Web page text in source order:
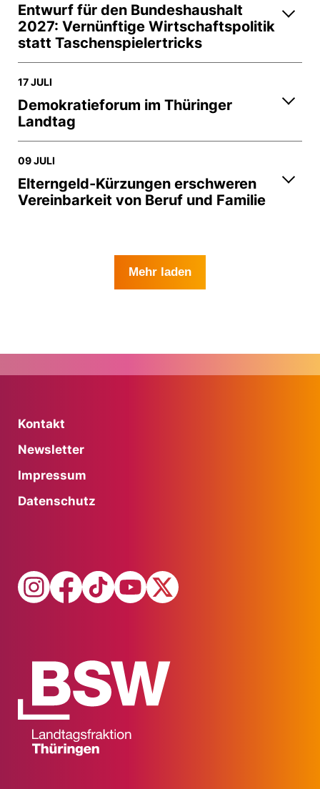
Entwurf für den Bundeshaushalt
2027: Vernünftige Wirtschaftspolitik
statt Taschenspielertricks
17 JULI
Demokratieforum im Thüringer
Landtag
09 JULI
Elterngeld-Kürzungen erschweren
Vereinbarkeit von Beruf und Familie
Mehr laden
Kontakt
Newsletter
Impressum
Datenschutz